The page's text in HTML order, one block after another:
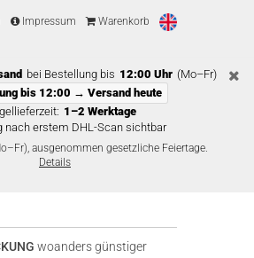
Impressum Warenkorb
bei Bestellung bis 12:00 Uhr (Mo–Fr)
bis 12:00 → Versand heute
1–2 Werktage
nach erstem DHL-Scan sichtbar
ausgenommen gesetzliche Feiertage.
Details
woanders günstiger